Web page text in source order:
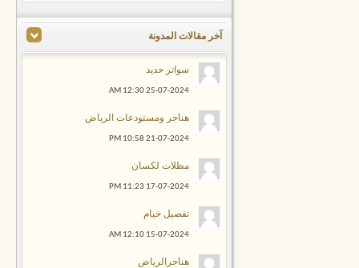
آخر مقالات المدونة
سواتر حديد
25-07-2024
12:30 AM
هناجر ومستودعات الرياض
21-07-2024
10:58 PM
مظلات لكسان
17-07-2024
11:23 PM
تفصيل خيام
15-07-2024
12:10 AM
هناجرالرياض